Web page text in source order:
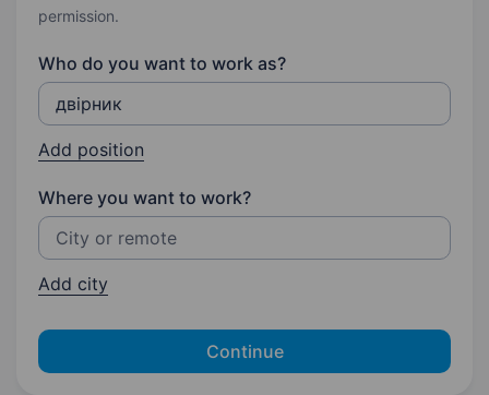
permission.
Who do you want to work as?
Add position
Where you want to work?
Add city
Continue